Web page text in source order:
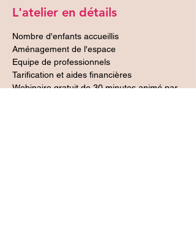
L'atelier en détails
Nombre d'enfants accueillis
Aménagement de l'espace
Equipe de professionnels
Tarification et aides financières
Webinaire gratuit de 30 minutes animé par